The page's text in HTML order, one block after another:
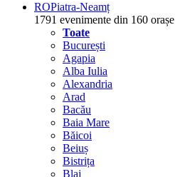
ROPiatra-Neamț
1791 evenimente din 160 orașe
Toate
București
Agapia
Alba Iulia
Alexandria
Arad
Bacău
Baia Mare
Băicoi
Beiuș
Bistrița
Blaj